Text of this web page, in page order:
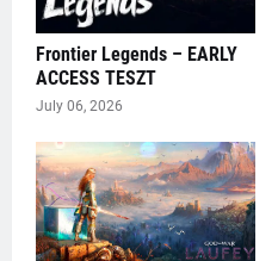
Frontier Legends – EARLY
ACCESS TESZT
July 06, 2026